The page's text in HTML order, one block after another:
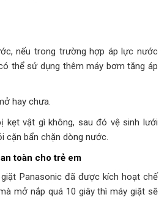
nếu trong trường hợp áp lực nước
thể sử dụng thêm máy bơm tăng áp
hay chưa.
kẹt vật gì không, sau đó vệ sinh lưới
cặn bẩn chặn dòng nước.
toàn cho trẻ em
Panasonic đã được kích hoạt chế
mở nắp quá 10 giây thì máy giặt sẽ